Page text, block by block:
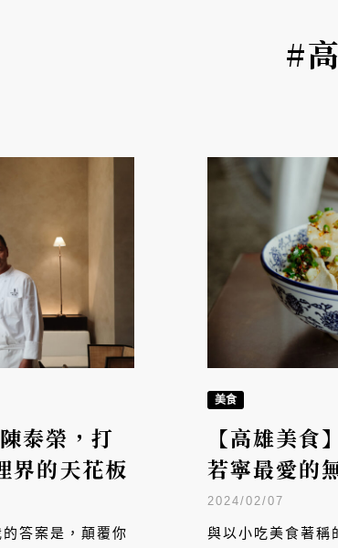
#
泰榮，打
界的天花板
答案是，顛覆你
美食
【高雄美食
若寧最愛的
店、大溝頂
名鴨肉麵
2024/02/07
與以小吃美食著稱